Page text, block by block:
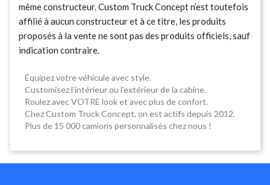
même constructeur. Custom Truck Concept n’est toutefois
affilié à aucun constructeur et à ce titre, les produits
proposés à la vente ne sont pas des produits officiels, sauf
indication contraire.
Équipez votre véhicule avec style.
Customisez l'intérieur ou l'extérieur de la cabine.
Roulez avec VOTRE look et avec plus de confort.
Chez Custom Truck Concept, on est actifs depuis 2012.
Plus de 15 000 camions personnalisés chez nous !